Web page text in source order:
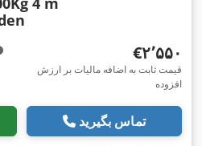
‎€۲٬۵۵۰
قیمت ثابت به اضافه مالیات بر ارزش
افزوده
تماس بگیرید